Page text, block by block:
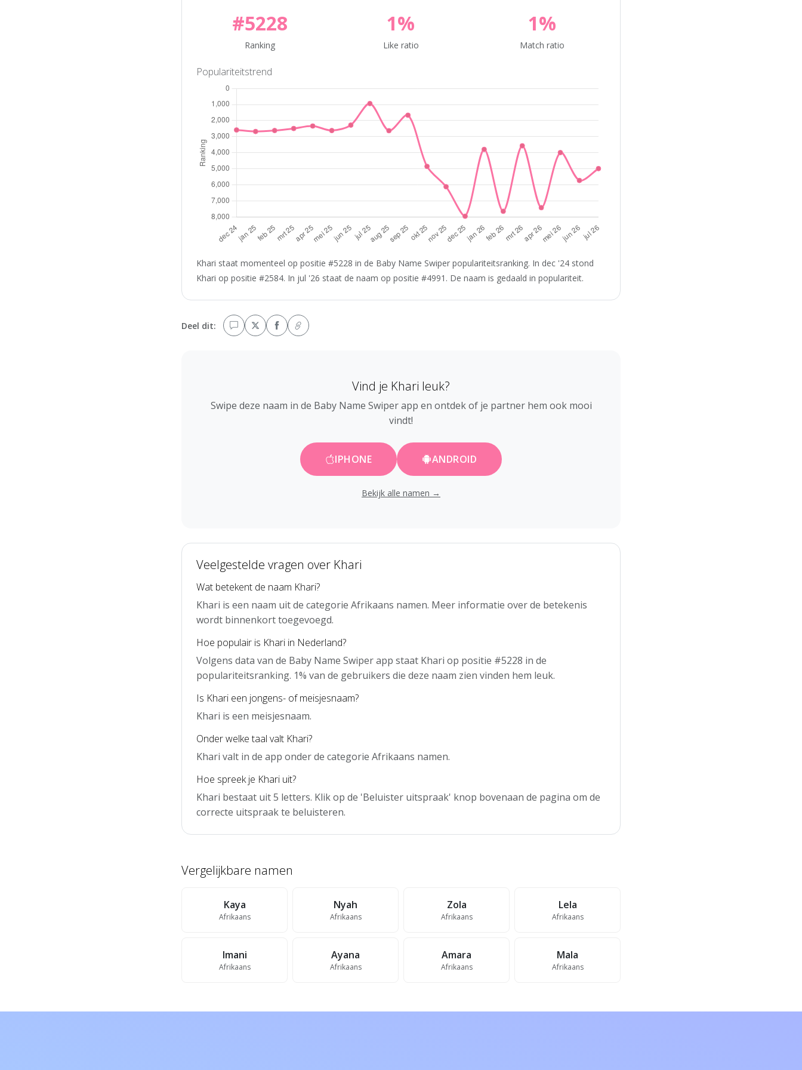
#5228
Ranking
1%
Like ratio
1%
Match ratio
Populariteitstrend
Khari staat momenteel op positie #5228 in de Baby Name Swiper populariteitsranking. In dec '24 stond
Khari op positie #2584. In jul '26 staat de naam op positie #4991. De naam is gedaald in populariteit.
Deel dit:
Vind je Khari leuk?
Swipe deze naam in de Baby Name Swiper app en ontdek of je partner hem ook mooi
vindt!
IPHONE ANDROID
Bekijk alle namen →
Veelgestelde vragen over Khari
Wat betekent de naam Khari?
Khari is een naam uit de categorie Afrikaans namen. Meer informatie over de betekenis
wordt binnenkort toegevoegd.
Hoe populair is Khari in Nederland?
Volgens data van de Baby Name Swiper app staat Khari op positie #5228 in de
populariteitsranking. 1% van de gebruikers die deze naam zien vinden hem leuk.
Is Khari een jongens- of meisjesnaam?
Khari is een meisjesnaam.
Onder welke taal valt Khari?
Khari valt in de app onder de categorie Afrikaans namen.
Hoe spreek je Khari uit?
Khari bestaat uit 5 letters. Klik op de 'Beluister uitspraak' knop bovenaan de pagina om de
correcte uitspraak te beluisteren.
Vergelijkbare namen
Kaya
Afrikaans
Nyah
Afrikaans
Zola
Afrikaans
Lela
Afrikaans
Imani
Afrikaans
Ayana
Afrikaans
Amara
Afrikaans
Mala
Afrikaans